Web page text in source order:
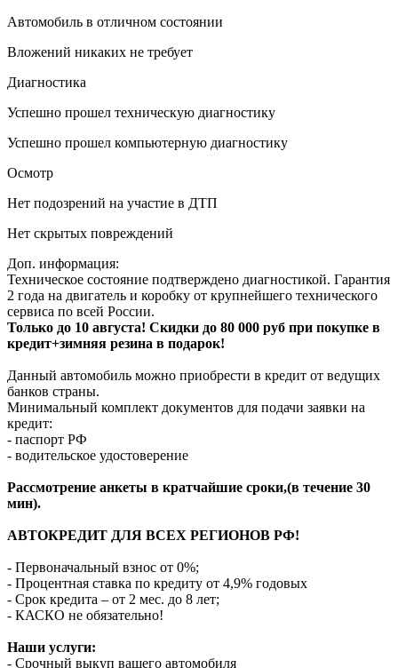
Автомобиль в отличном состоянии
Вложений никаких не требует
Диагностика
Успешно прошел техническую диагностику
Успешно прошел компьютерную диагностику
Осмотр
Нет подозрений на участие в ДТП
Нет скрытых повреждений
Доп. информация:
Техническое состояние подтверждено диагностикой. Гарантия
2 года на двигатель и коробку от крупнейшего технического
сервиса по всей России.
Только до 10 августа! Скидки до 80 000 руб при покупке в
кредит+зимняя резина в подарок!
Данный автомобиль можно приобрести в кредит от ведущих
банков страны.
Минимальный комплект документов для подачи заявки на
кредит:
- паспорт РФ
- водительское удостоверение
Рассмотрение анкеты в кратчайшие сроки,(в течение 30
мин).
АВТОКРЕДИТ ДЛЯ ВСЕХ РЕГИОНОВ РФ!
- Первоначальный взнос от 0%;
- Процентная ставка по кредиту от 4,9% годовых
- Срок кредита – от 2 мес. до 8 лет;
- КАСКО не обязательно!
Наши услуги:
- Срочный выкуп вашего автомобиля